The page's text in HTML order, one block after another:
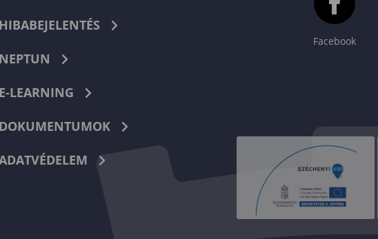
HIBABEJELENTÉS
NEPTUN
E-LEARNING
DOKUMENTUMOK
Facebook